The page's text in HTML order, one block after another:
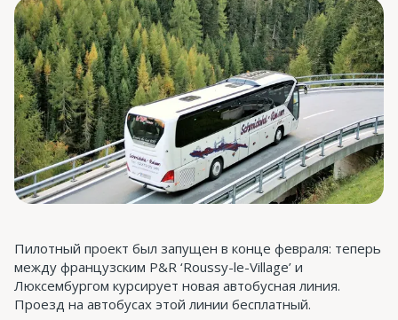
Пилотный проект был запущен в конце февраля: теперь
между французским P&R ‘Roussy-le-Village’ и
Люксембургом курсирует новая автобусная линия.
Проезд на автобусах этой линии бесплатный.